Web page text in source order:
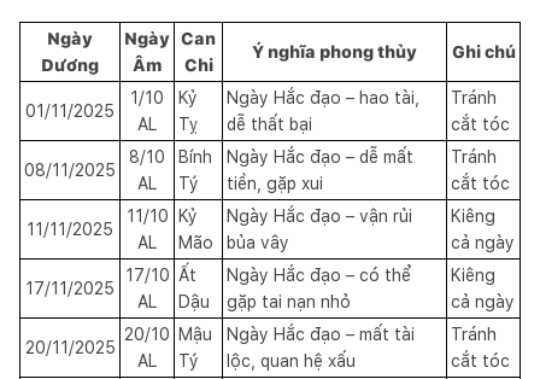
Ngày
Dương
Ngày
Âm
Can
Chi
Ý nghĩa phong thủy Ghi chú
01/11/2025
1/10
AL
Kỷ
Tỵ
Ngày Hắc đạo – hao tài,
dễ thất bại
Tránh
cắt tóc
08/11/2025
8/10
AL
Bính
Tý
Ngày Hắc đạo – dễ mất
tiền, gặp xui
Tránh
cắt tóc
11/11/2025
11/10
AL
Kỷ
Mão
Ngày Hắc đạo – vận rủi
bủa vây
Kiêng
cả ngày
17/11/2025
17/10
AL
Ất
Dậu
Ngày Hắc đạo – có thể
gặp tai nạn nhỏ
Kiêng
cả ngày
20/11/2025
20/10
AL
Mậu
Tý
Ngày Hắc đạo – mất tài
lộc, quan hệ xấu
Tránh
cắt tóc